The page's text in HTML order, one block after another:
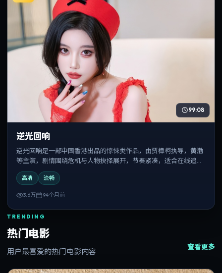
99:08
逆光回响
逆光回响是一部中国香港出品的惊悚类作品，由贾樟柯执导，黄渤
等主演，剧情围绕危机与人物抉择展开，节奏紧凑，适合在线追剧
与反复观看。
高清 流畅
3.6万 94个月前
TRENDING
热门电影
用户最喜爱的热门电影内容 查看更多